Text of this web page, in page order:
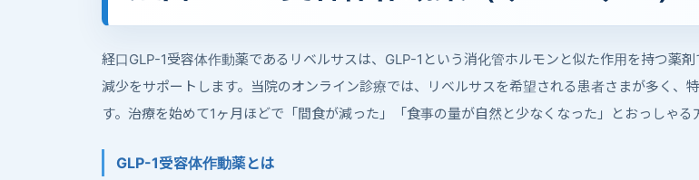
経口GLP-1受容体作動薬であるリベルサスは、GLP-1という消化管ホルモンと似た作用を持つ薬
減少をサポートします。当院のオンライン診療では、リベルサスを希望される患者さまが多く、
す。治療を始めて1ヶ月ほどで「間食が減った」「食事の量が自然と少なくなった」とおっしゃる
GLP-1受容体作動薬とは